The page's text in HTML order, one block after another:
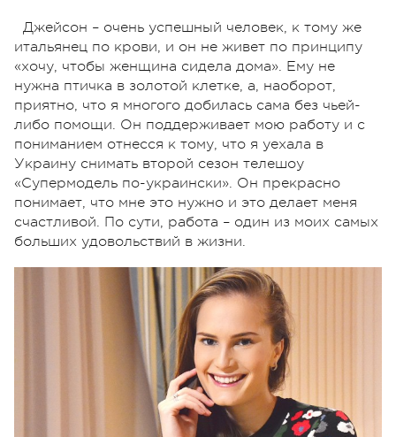
Джейсон – очень успешный человек, к тому же
итальянец по крови, и он не живет по принципу
«хочу, чтобы женщина сидела дома». Ему не
нужна птичка в золотой клетке, а, наоборот,
приятно, что я многого добилась сама без чьей-
либо помощи. Он поддерживает мою работу и с
пониманием отнесся к тому, что я уехала в
Украину снимать второй сезон телешоу
«Супермодель по-украински». Он прекрасно
понимает, что мне это нужно и это делает меня
счастливой. По сути, работа – один из моих самых
больших удовольствий в жизни.